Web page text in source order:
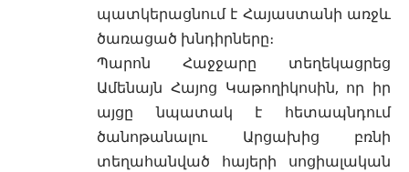
պատկերացնում է Հայաստանի առջև
ծառացած խնդիրները։
Պարոն Հաջջարը տեղեկացրեց
Ամենայն Հայոց Կաթողիկոսին, որ իր
այցը նպատակ է հետապնդում
ծանոթանալու Արցախից բռնի
տեղահանված հայերի սոցիալական